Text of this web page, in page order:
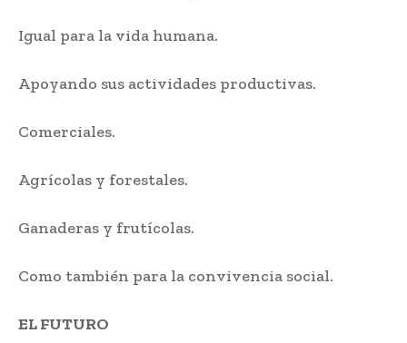
Igual para la vida humana.
Apoyando sus actividades productivas.
Comerciales.
Agrícolas y forestales.
Ganaderas y frutícolas.
Como también para la convivencia social.
EL FUTURO